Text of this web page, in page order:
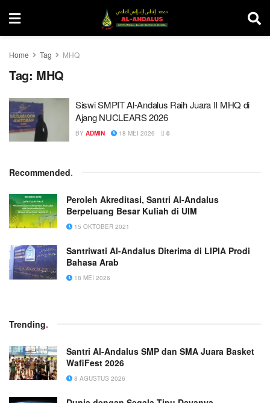
Home Tag MHQ
Tag: MHQ
Siswi SMPIT Al-Andalus Raih Juara II MHQ di
Ajang NUCLEARS 2026
BY ADMIN 18 MEI 2026 0
Recommended.
Peroleh Akreditasi, Santri Al-Andalus
Berpeluang Besar Kuliah di UIM
15 OKTOBER 2021
Santriwati Al-Andalus Diterima di LIPIA Prodi
Bahasa Arab
18 MEI 2026
Trending.
Santri Al-Andalus SMP dan SMA Juara Basket
WafiFest 2026
8 AGUSTUS 2026